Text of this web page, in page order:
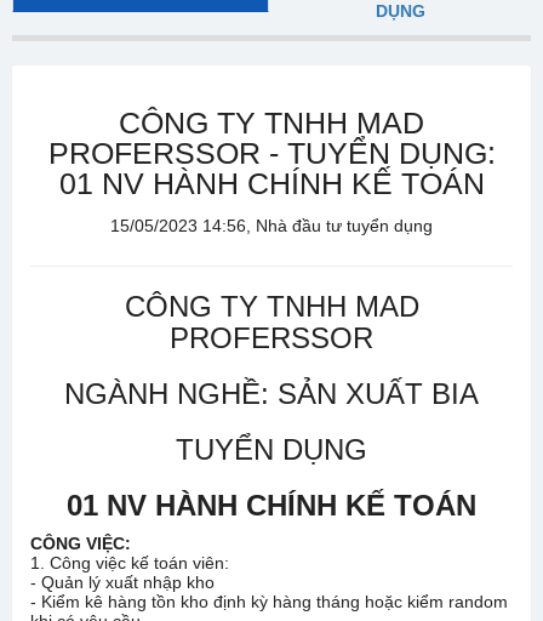
DỤNG
CÔNG TY TNHH MAD
PROFERSSOR - TUYỂN DỤNG:
01 NV HÀNH CHÍNH KẾ TOÁN
15/05/2023 14:56, Nhà đầu tư tuyển dụng
CÔNG TY TNHH MAD
PROFERSSOR
NGÀNH NGHỀ: SẢN XUẤT BIA
TUYỂN DỤNG
01 NV HÀNH CHÍNH KẾ TOÁN
CÔNG VIỆC:
1. Công việc kế toán viên:
- Quản lý xuất nhập kho
- Kiểm kê hàng tồn kho định kỳ hàng tháng hoặc kiểm random